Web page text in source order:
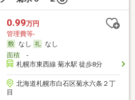
0.99万円
管理費等-
なし
なし
面積-
札幌市東西線 菊水駅 徒歩8分
北海道札幌市白石区菊水六条２丁
目